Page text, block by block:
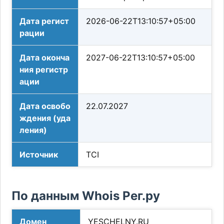
Дата регист
рации
2026-06-22T13:10:57+05:00
Дата оконча
ния регистр
ации
2027-06-22T13:10:57+05:00
Дата освобо
ждения (уда
ления)
22.07.2027
Источник TCI
По данным Whois Рег.ру
Домен YESCHELNY.RU